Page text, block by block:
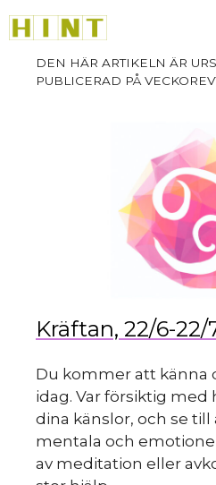
till
innehåll
Kräftan, 22/6-22/
Du kommer att känna
idag. Var försiktig
dina känslor, och se
mentala och
av meditation eller